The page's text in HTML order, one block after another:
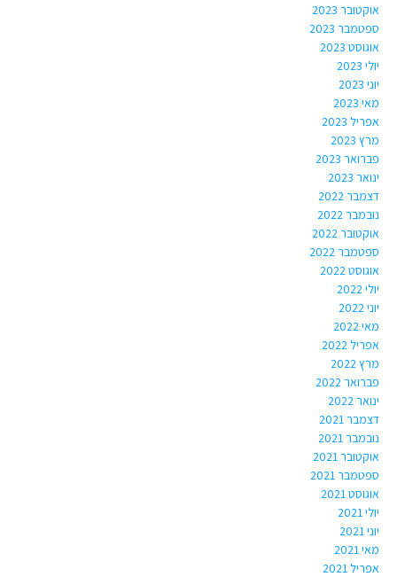
אוקטובר 2023
ספטמבר 2023
אוגוסט 2023
יולי 2023
יוני 2023
מאי 2023
אפריל 2023
מרץ 2023
פברואר 2023
ינואר 2023
דצמבר 2022
נובמבר 2022
אוקטובר 2022
ספטמבר 2022
אוגוסט 2022
יולי 2022
יוני 2022
מאי 2022
אפריל 2022
מרץ 2022
פברואר 2022
ינואר 2022
דצמבר 2021
נובמבר 2021
אוקטובר 2021
ספטמבר 2021
אוגוסט 2021
יולי 2021
יוני 2021
מאי 2021
אפריל 2021